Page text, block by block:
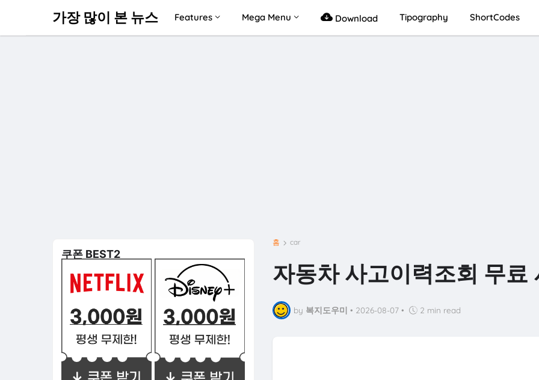
가장 많이 본 뉴스 Features Mega Menu Download Tipography ShortCodes
홈 car
자동차 사고이력조회 무료
by 복지도우미 • 2026-08-07 • 2 min read
쿠폰 BEST2